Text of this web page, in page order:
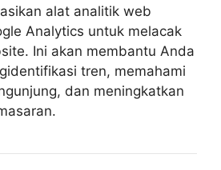
alat analitik web
Analytics untuk melacak
Ini akan membantu Anda
tren, memahami
dan meningkatkan